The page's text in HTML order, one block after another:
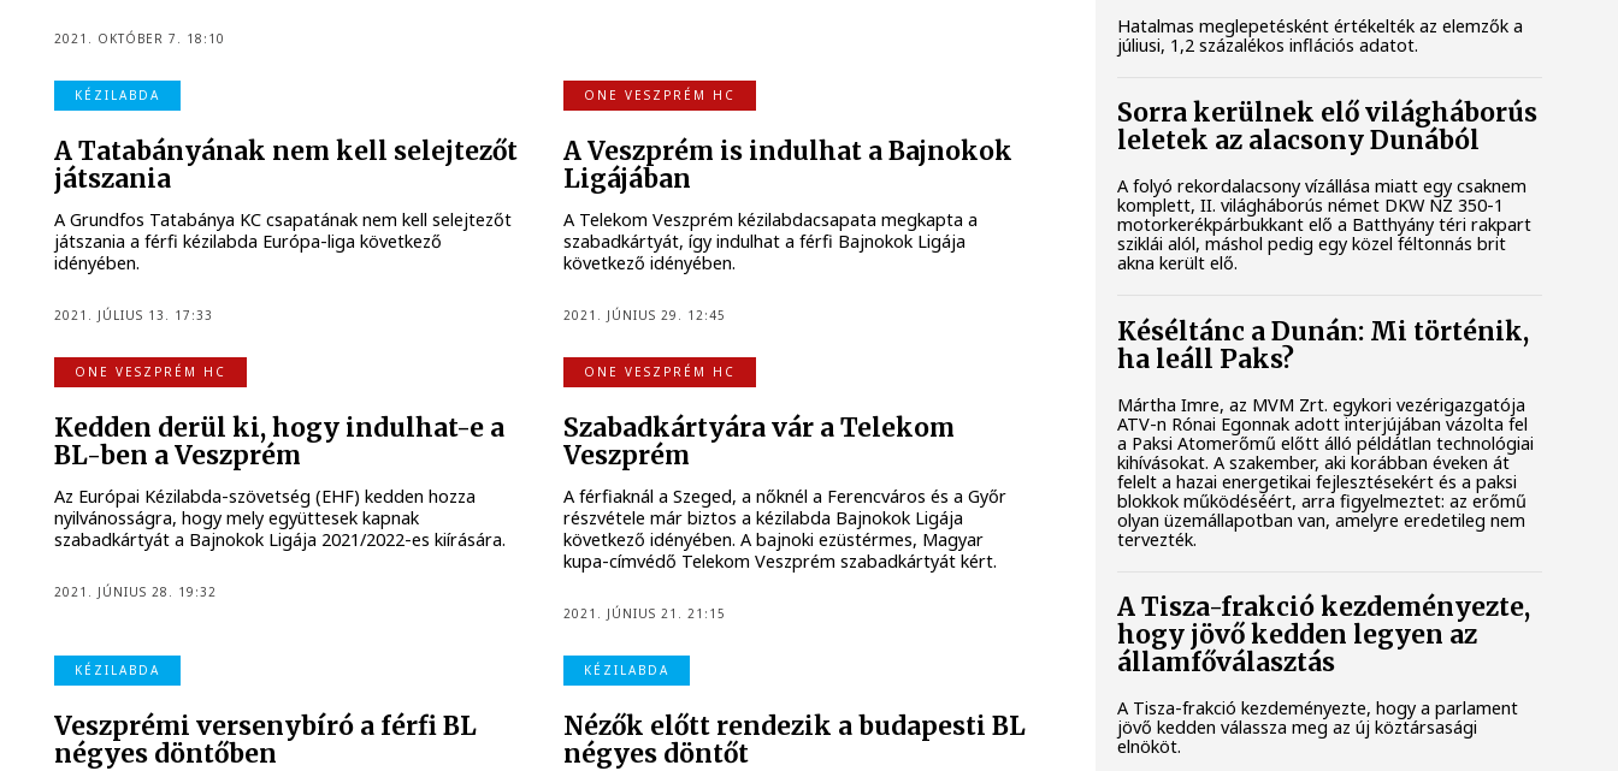
2021. OKTÓBER 7. 18:10
KÉZILABDA
A Tatabányának nem kell selejtezőt
játszania
A Grundfos Tatabánya KC csapatának nem kell selejtezőt
játszania a férfi kézilabda Európa-liga következő
idényében.
2021. JÚLIUS 13. 17:33
ONE VESZPRÉM HC
A Veszprém is indulhat a Bajnokok
Ligájában
A Telekom Veszprém kézilabdacsapata megkapta a
szabadkártyát, így indulhat a férfi Bajnokok Ligája
következő idényében.
2021. JÚNIUS 29. 12:45
ONE VESZPRÉM HC
Kedden derül ki, hogy indulhat-e a
BL-ben a Veszprém
Az Európai Kézilabda-szövetség (EHF) kedden hozza
nyilvánosságra, hogy mely együttesek kapnak
szabadkártyát a Bajnokok Ligája 2021/2022-es kiírására.
2021. JÚNIUS 28. 19:32
ONE VESZPRÉM HC
Szabadkártyára vár a Telekom
Veszprém
A férfiaknál a Szeged, a nőknél a Ferencváros és a Győr
részvétele már biztos a kézilabda Bajnokok Ligája
következő idényében. A bajnoki ezüstérmes, Magyar
kupa-címvédő Telekom Veszprém szabadkártyát kért.
2021. JÚNIUS 21. 21:15
KÉZILABDA
Veszprémi versenybíró a férfi BL
négyes döntőben
KÉZILABDA
Nézők előtt rendezik a budapesti BL
négyes döntőt
Hatalmas meglepetésként értékelték az elemzők a
júliusi, 1,2 százalékos inflációs adatot.
Sorra kerülnek elő világháborús
leletek az alacsony Dunából
A folyó rekordalacsony vízállása miatt egy csaknem
komplett, II. világháborús német DKW NZ 350-1
motorkerékpárbukkant elő a Batthyány téri rakpart
sziklái alól, máshol pedig egy közel féltonnás brit
akna került elő.
Késéltánc a Dunán: Mi történik,
ha leáll Paks?
Mártha Imre, az MVM Zrt. egykori vezérigazgatója
ATV-n Rónai Egonnak adott interjújában vázolta fel
a Paksi Atomerőmű előtt álló példátlan technológiai
kihívásokat. A szakember, aki korábban éveken át
felelt a hazai energetikai fejlesztésekért és a paksi
blokkok működéséért, arra figyelmeztet: az erőmű
olyan üzemállapotban van, amelyre eredetileg nem
tervezték.
A Tisza-frakció kezdeményezte,
hogy jövő kedden legyen az
államfőválasztás
A Tisza-frakció kezdeményezte, hogy a parlament
jövő kedden válassza meg az új köztársasági
elnököt.